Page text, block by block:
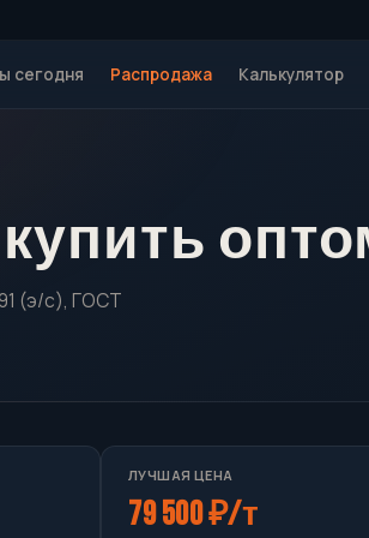
сегодня Распродажа Калькулятор
купить
(э/с), ГОСТ
ЛУЧШАЯ ЦЕНА
79 500 ₽/т